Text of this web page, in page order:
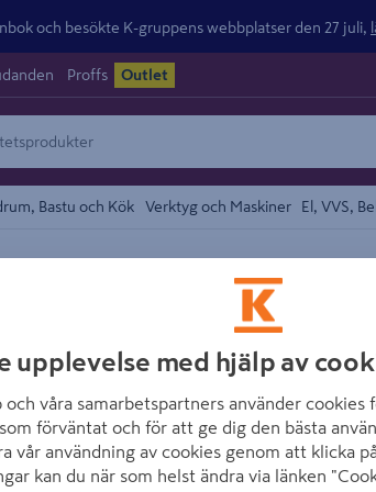
och besökte K-gruppens webbplatser den 27 juli,
Proffs Outlet
Bastu och Kök Verktyg och Maskiner El, VVS,
upplevelse med hjälp av
och våra samarbetspartners använder cookies
förväntat och för att ge dig den bästa
vår användning av cookies genom att klicka
kan du när som helst ändra via länken